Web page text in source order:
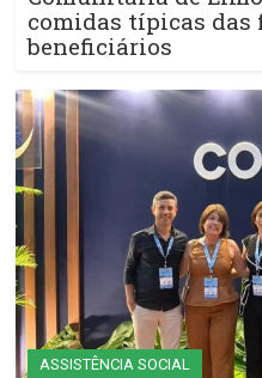
comidas típicas das
beneficiários
ASSISTÊNCIA SOCIAL